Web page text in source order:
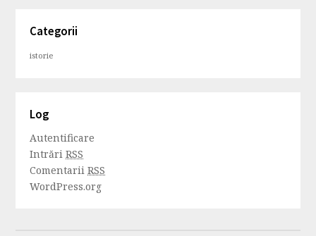
Categorii
istorie
Log
Autentificare
IntrăriRSS
ComentariiRSS
WordPress.org